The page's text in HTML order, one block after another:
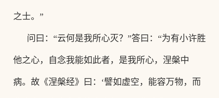
之士。”
问曰 ： “云何是我所心灭？ ”答曰 ： “为有小许胜
他之心，自念我能如此者，是我所心，涅槃中
病。故《涅槃经》曰 ： ‘譬如虚空，能容万物，而